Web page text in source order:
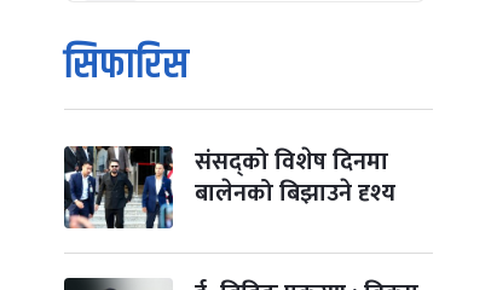
१
आइत
कार्तिक सङ्क्रान्ति
कार्तिक १, २०८३
मंगल कार्तिक ३, २०८३-Oct 20, 2026
४ विजयादशमी
कार्तिक ४, २०८३
सिफारिस
संसद्को विशेष दिनमा
बालेनको बिझाउने दृश्य